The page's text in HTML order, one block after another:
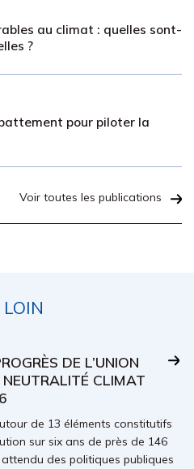
au climat : quelles sont-
?
pour piloter la
Voir toutes les publications
DE L’UNION
NEUTRALITÉ CLIMAT
de 13 éléments constitutifs
sur six ans de près de 146
des politiques publiques